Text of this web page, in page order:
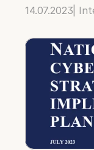
14.07.2023 |